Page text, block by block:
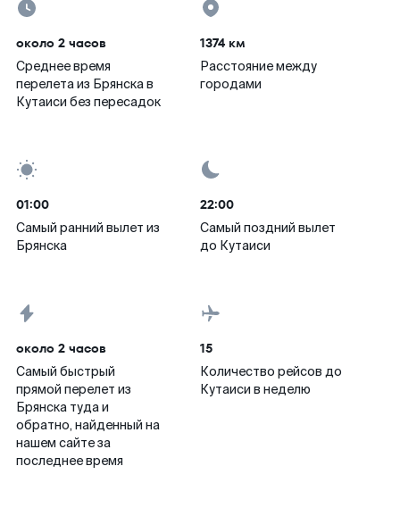
около 2 часов
Среднее время
перелета из Брянска в
Кутаиси без пересадок
1374 км
Расстояние между
городами
01:00
Самый ранний вылет из
Брянска
22:00
Самый поздний вылет
до Кутаиси
около 2 часов
Самый быстрый
прямой перелет из
Брянска туда и
обратно, найденный на
нашем сайте за
последнее время
15
Количество рейсов до
Кутаиси в неделю